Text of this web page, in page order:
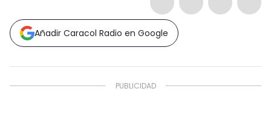
Añadir Caracol Radio en Google